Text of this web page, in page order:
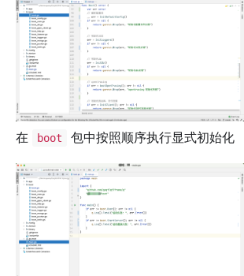
在 boot 包中按照顺序执行显式初始化